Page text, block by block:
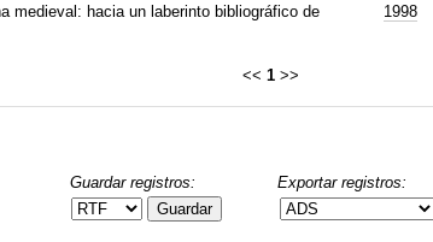
medieval: hacia un laberinto bibliográfico de
1998
<< 1 >>
Guardar registros:
Guardar
Exportar registros: